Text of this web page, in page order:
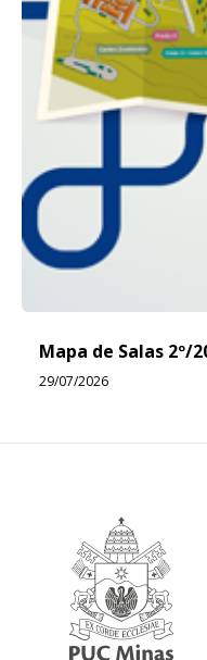
Mapa de Salas 2º/
29/07/2026